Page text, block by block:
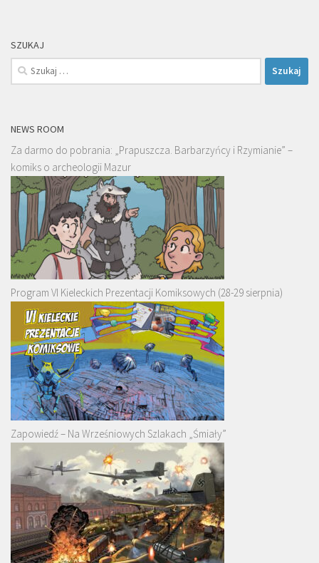
SZUKAJ
Szukaj:
NEWS ROOM
Za darmo do pobrania: „Prapuszcza. Barbarzyńcy i Rzymianie” –
komiks o archeologii Mazur
Program VI Kieleckich Prezentacji Komiksowych (28-29 sierpnia)
Zapowiedź – Na Wrześniowych Szlakach „Śmiały”